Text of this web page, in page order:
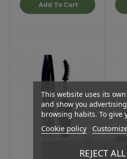
Add To Cart
This website uses its
and show you
browsing habits. To give
Cookie policy
REJECT ALL